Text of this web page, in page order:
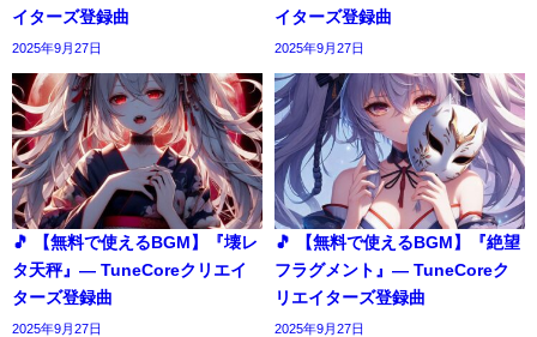
イターズ登録曲
2025年9月27日
イターズ登録曲
2025年9月27日
🎵 【無料で使えるBGM】『壊レ
タ天秤』― TuneCoreクリエイ
ターズ登録曲
2025年9月27日
🎵 【無料で使えるBGM】『絶望
フラグメント』― TuneCoreク
リエイターズ登録曲
2025年9月27日